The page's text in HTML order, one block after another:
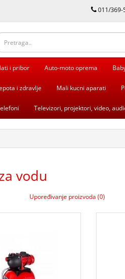
011/369-
i pribor Auto-moto oprema
i zdravlje Mali kucni aparati
Televizori, projektori, video,
vodu
Upoređivanje proizvoda (0)